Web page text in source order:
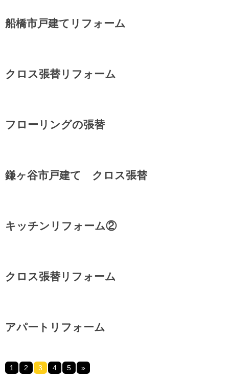
船橋市戸建てリフォーム
クロス張替リフォーム
フローリングの張替
鎌ヶ谷市戸建て クロス張替
キッチンリフォーム②
クロス張替リフォーム
アパートリフォーム
1 2 3 4 5 »